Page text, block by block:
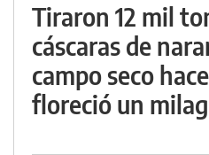
Tiraron 12 mil
cáscaras de
campo seco
floreció un